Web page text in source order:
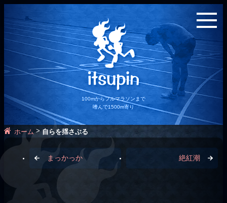
100mからフルマラソンまで
嗜んで1500m寄り
ホーム>自らを揺さぶる
まっかっか 絶紅潮